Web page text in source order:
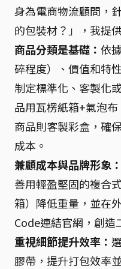
身為電商物流顧問，
的包裝材？」，我提
商品分類是基礎： 依
碎程度）、價值和特
制定標準化、客製化
品用瓦楞紙箱+氣泡
商品則客製彩盒，確
成本。
兼顧成本與品牌形象：
善用輕盈堅固的複合
箱）降低重量，並在
Code連結官網，創造
重視細節提升效率：
膠帶，提升打包效率